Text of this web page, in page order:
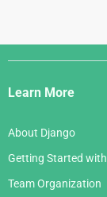
Django
Links
Learn More
About Django
Getting Started
Team Organization